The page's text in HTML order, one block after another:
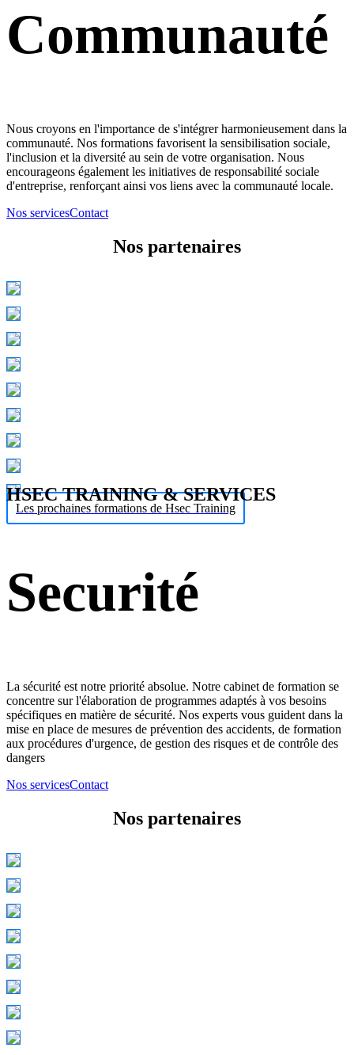
Communauté
Nous croyons en l'importance de s'intégrer harmonieusement dans la
communauté. Nos formations favorisent la sensibilisation sociale,
l'inclusion et la diversité au sein de votre organisation. Nous
encourageons également les initiatives de responsabilité sociale
d'entreprise, renforçant ainsi vos liens avec la communauté locale.
Nos servicesContact
Nos partenaires
Les prochaines formations de Hsec Training
HSEC TRAINING & SERVICES
Securité
La sécurité est notre priorité absolue. Notre cabinet de formation se
concentre sur l'élaboration de programmes adaptés à vos besoins
spécifiques en matière de sécurité. Nos experts vous guident dans la
mise en place de mesures de prévention des accidents, de formation
aux procédures d'urgence, de gestion des risques et de contrôle des
dangers
Nos servicesContact
Nos partenaires